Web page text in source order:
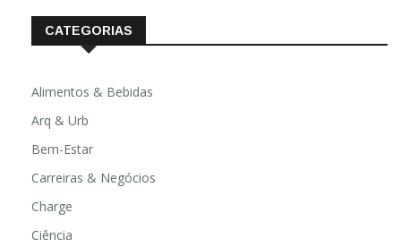
CATEGORIAS
Alimentos & Bebidas
Arq & Urb
Bem-Estar
Carreiras & Negócios
Charge
Ciência